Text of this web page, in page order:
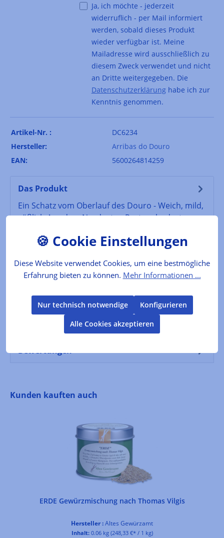
Ja, ich möchte - jederzeit
widerruflich - per Mail informiert
werden, sobald dieses Produkt
wieder verfügbar ist. Meine
Mailadresse wird ausschließlich zu
diesem Zweck verwendet und nicht
an Dritte weitergegeben. Die
Datenschutzerklärunghabe ich zur
Kenntnis genommen.
Artikel-Nr. :
DC6234
Hersteller:
Arribas do Douro
EAN:
5600264814259
Das Produkt
Ein Schatz vom Oberlauf des Douro - Weich, mild,
süßlich Aus dem Nordosten Portugals, dort wo
Lebensmittelkennzeichnung
VerkehrsbezeichnungNatives Olivenöl extra
100%Herkunft:Portugal Aufbewahrung:Kühl
lagern. Vor…
Bewertungen
Produktgalerie überspringen
Kunden kauften auch
ERDE Gewürzmischung nach Thomas Vilgis
Hersteller :Altes Gewürzamt
Inhalt: 0.06 kg (248,33 €* / 1 kg)
Diese Website verwendet Cookies, um eine bestmögliche
Erfahrung bieten zu können. Mehr Informationen ...
Nur technisch notwendige
Konfigurieren
Alle Cookies akzeptieren